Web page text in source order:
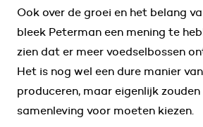
Ook over de groei en het belang
bleek Peterman een mening te
zien dat er meer voedselbossen
Het is nog wel een dure manier
produceren, maar eigenlijk
samenleving voor moeten kiezen.